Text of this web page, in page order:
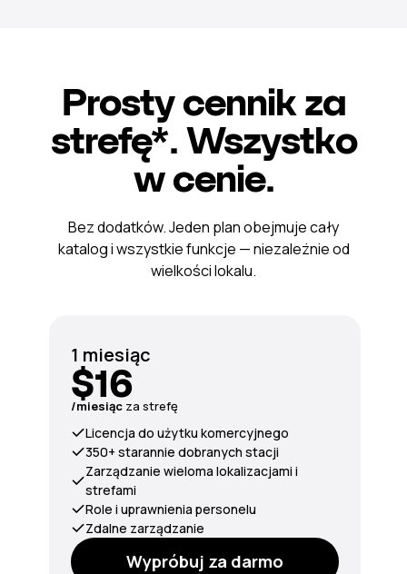
Prosty cennik za
strefę*. Wszystko
w cenie.
1 miesiąc
$16
/miesiąc za strefę
Licencja do użytku komercyjnego
350+ starannie dobranych stacji
Zarządzanie wieloma lokalizacjami i
strefami
Role i uprawnienia personelu
Zdalne zarządzanie
Wypróbuj za darmo
Bez dodatków. Jeden plan obejmuje cały
katalog i wszystkie funkcje — niezależnie od
wielkości lokalu.